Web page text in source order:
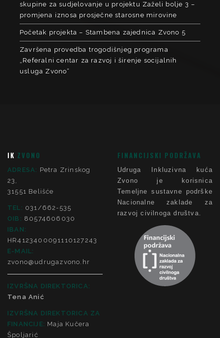
skupine za sudjelovanje u projektu Zaželi bolje 3 –
promjena iznosa prosječne starosne mirovine
Početak projekta – Stambena zajednica Zvono 5
Završena provedba trogodišnjeg programa
„Referalni centar za razvoj i širenje socijalnih
usluga Zvono“
IK ZVONO
ADRESA: Petra Zrinskog
23,
31551 Belišće
TEL: 031/662-535
OIB: 80574606030
IBAN:
HR4123400091110127243
E-MAIL:
zvono@udrugazvono.hr
IZVRŠNA DIREKTORICA:
Tena Anić
IZVRŠNA DIREKTORICA ZA
FINANCIJE: Maja Kučera
Špoljarić
FINANCIJSKI PODRŽAVA
Udruga Inkluzivna kuća
Zvono je korisnica
Temeljne sustavne podrške
Nacionalne zaklade za
razvoj civilnoga društva.